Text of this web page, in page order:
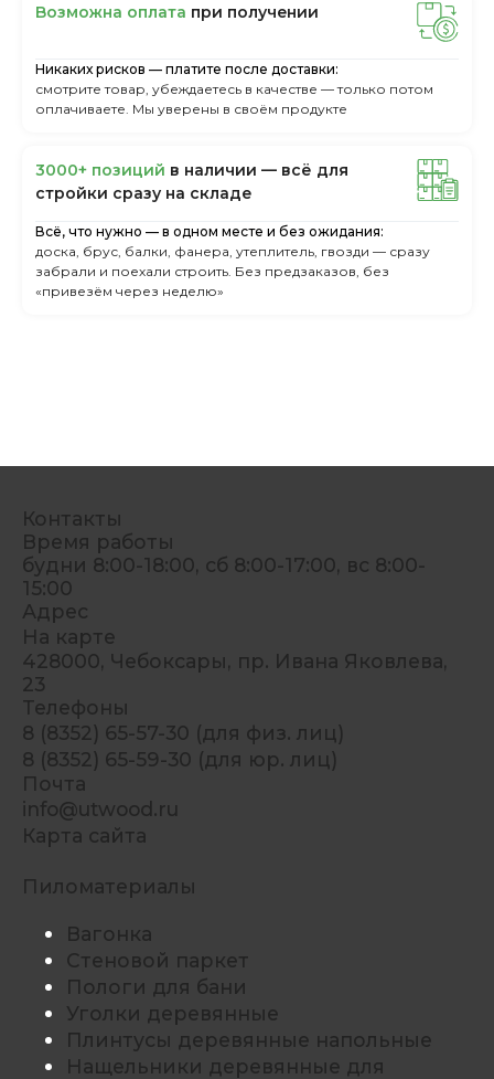
Boзмoжнa oплaтa пpи пoлучeнии
Никаких рисков — платите после доставки:
смотрите товар, убеждаетесь в качестве — только потом
оплачиваете. Мы уверены в своём продукте
3000+ пoзиций в нaличии — вcё для
cтpoйки cpaзу нa cклaдe
Всё, что нужно — в одном месте и без ожидания:
доска, брус, балки, фанера, утеплитель, гвозди — сразу
забрали и поехали строить. Без предзаказов, без
«привезём через неделю»
Контакты
Время работы
будни 8:00-18:00, сб 8:00-17:00, вс 8:00-
15:00
Адрес
На карте
428000, Чебоксары, пр. Ивана Яковлева,
23
Телефоны
8 (8352) 65-57-30 (для физ. лиц)
8 (8352) 65-59-30 (для юр. лиц)
Почта
info@utwood.ru
Карта сайта
Пиломатериалы
Вагонка
Стеновой паркет
Пологи для бани
Уголки деревянные
Плинтусы деревянные напольные
Нащельники деревянные для